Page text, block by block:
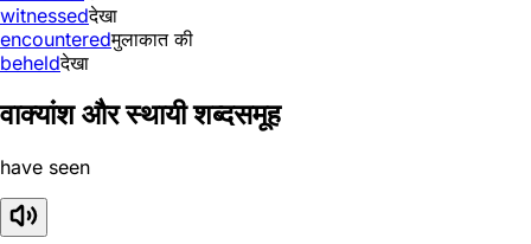
witnessedदेखा
encounteredमुलाकात की
beheldदेखा
वाक्यांश और स्थायी शब्दसमूह
have seen